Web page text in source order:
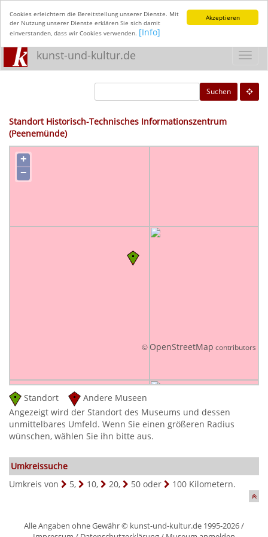
Akzeptieren
Cookies erleichtern die Bereitstellung unserer Dienste. Mit
der Nutzung unserer Dienste erklären Sie sich damit
einverstanden, dass wir Cookies verwenden. [Info]
kunst-und-kultur.de
Suchen
Standort Historisch-Technisches Informationszentrum
(Peenemünde)
+
−
© OpenStreetMap contributors
Standort
Andere Museen
Angezeigt wird der Standort des Museums und dessen
unmittelbares Umfeld. Wenn Sie einen größeren Radius
wünschen, wählen Sie ihn bitte aus.
Umkreissuche
Umkreis von
5, 10, 20, 50 oder 100 Kilometern.
Alle Angaben ohne Gewähr © kunst-und-kultur.de 1995-2026 /